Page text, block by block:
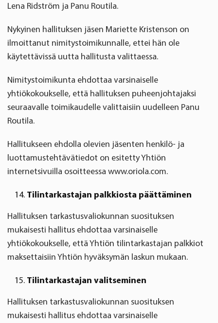
Lena Ridström ja Panu Routila.
Nykyinen hallituksen jäsen Mariette Kristenson on
ilmoittanut nimitystoimikunnalle, ettei hän ole
käytettävissä uutta hallitusta valittaessa.
Nimitystoimikunta ehdottaa varsinaiselle
yhtiökokoukselle, että hallituksen puheenjohtajaksi
seuraavalle toimikaudelle valittaisiin uudelleen Panu
Routila.
Hallitukseen ehdolla olevien jäsenten henkilö- ja
luottamustehtävätiedot on esitetty Yhtiön
internetsivuilla osoitteessa www.oriola.com.
Tilintarkastajan palkkiosta päättäminen
Hallituksen tarkastusvaliokunnan suosituksen
mukaisesti hallitus ehdottaa varsinaiselle
yhtiökokoukselle, että Yhtiön tilintarkastajan palkkiot
maksettaisiin Yhtiön hyväksymän laskun mukaan.
Tilintarkastajan valitseminen
Hallituksen tarkastusvaliokunnan suosituksen
mukaisesti hallitus ehdottaa varsinaiselle